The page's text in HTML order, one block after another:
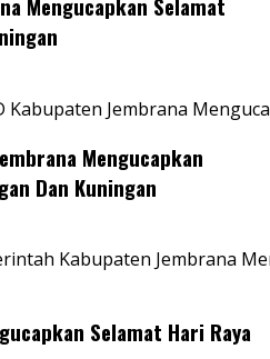
Mengucapkan Selamat
Kabupaten Jembrana
Mengucapkan
Dan Kuningan
Kabupaten Jembrana
Selamat Hari Raya